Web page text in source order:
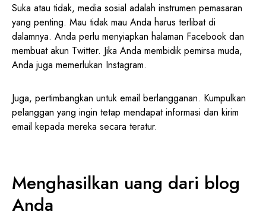
Suka atau tidak, media sosial adalah instrumen pemasaran
yang penting. Mau tidak mau Anda harus terlibat di
dalamnya. Anda perlu menyiapkan halaman Facebook dan
membuat akun Twitter. Jika Anda membidik pemirsa muda,
Anda juga memerlukan Instagram.
Juga, pertimbangkan untuk email berlangganan. Kumpulkan
pelanggan yang ingin tetap mendapat informasi dan kirim
email kepada mereka secara teratur.
Menghasilkan uang dari blog
Anda